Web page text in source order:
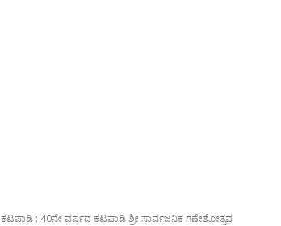
ಕಟಪಾಡಿ : 40ನೇ ವರ್ಷದ ಕಟಪಾಡಿ ಶ್ರೀ ಸಾರ್ವಜನಿಕ ಗಣೇಶೋತ್ಸವ